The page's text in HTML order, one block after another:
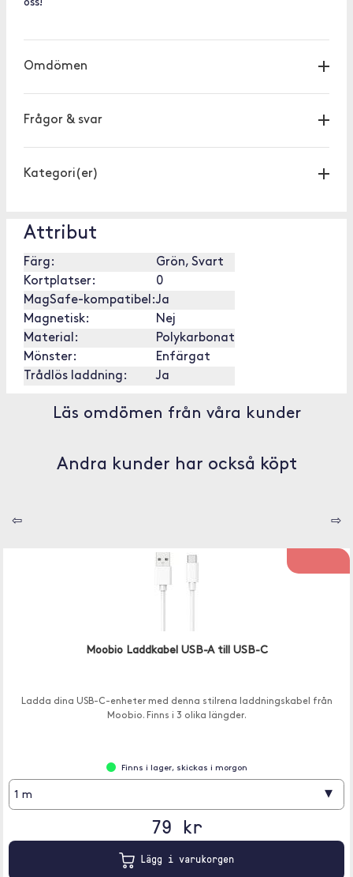
oss!
Omdömen
Frågor & svar
Kategori(er)
Attribut
Färg:
Grön, Svart
Kortplatser:
0
MagSafe-kompatibel:Ja
Magnetisk:
Nej
Material:
Polykarbonat
Mönster:
Enfärgat
Trådlös laddning:
Ja
Läs omdömen från våra kunder
Andra kunder har också köpt
⇦ ⇨
Moobio Laddkabel USB-A till USB-C
Ladda dina USB-C-enheter med denna stilrena laddningskabel från
Moobio. Finns i 3 olika längder.
Finns i lager, skickas i morgon
1 m ▾
79 kr
Lägg i varukorgen